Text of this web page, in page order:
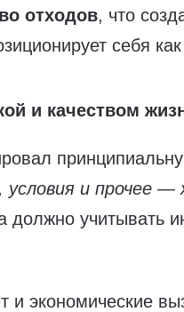
отходов, что
себя
и качеством
условия и прочее
должно учитывать
и экономические